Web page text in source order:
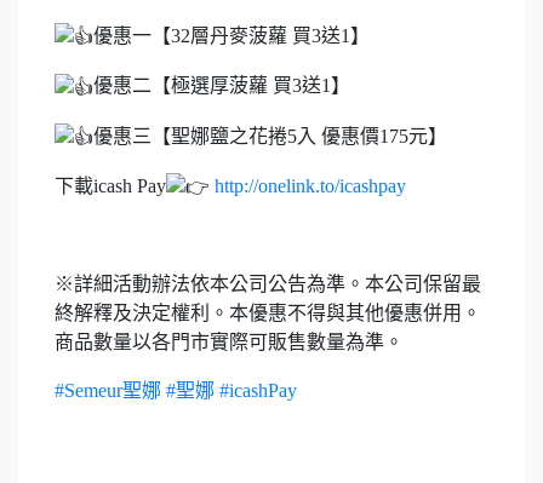
優惠一【32層丹麥菠蘿 買3送1】
優惠二【極選厚菠蘿 買3送1】
優惠三【聖娜鹽之花捲5入 優惠價175元】
下載icash Pay http://onelink.to/icashpay
※詳細活動辦法依本公司公告為準。本公司保留最
終解釋及決定權利。本優惠不得與其他優惠併用。
商品數量以各門市實際可販售數量為準。
#Semeur聖娜 #聖娜 #icashPay